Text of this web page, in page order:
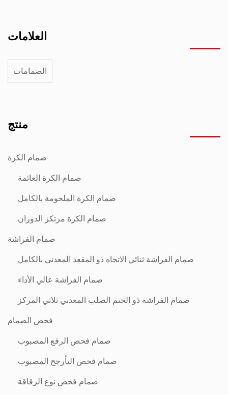
العلامات
الصمامات
منتج
صمام الكرة
صمام الكرة العائمة
صمام الكرة الملحومة بالكامل
صمام الكرة مرتكز الدوران
صمام الفراشة
صمام الفراشة ثنائي الاتجاه ذو المقعد المعدني بالكامل
صمام الفراشة عالي الأداء
صمام الفراشة ذو الختم الصلب المعدني ثلاثي المركز
فحص الصمام
صمام فحص الرفع المصبوب
صمام فحص التأرجح المصبوب
صمام فحص نوع الرقاقة